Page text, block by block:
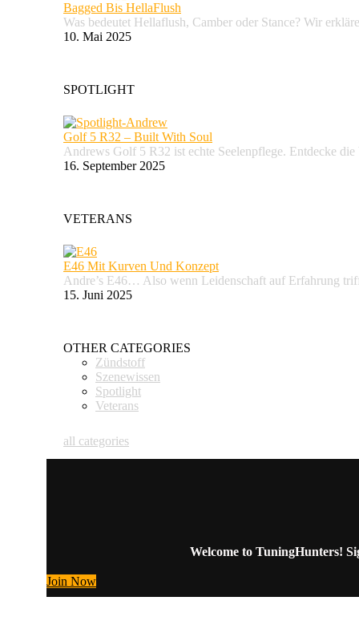
Bagged Bis HellaFlush
Was bedeutet Hellaflush, Camber oder Stance? Wir
10. Mai 2025
SPOTLIGHT
Golf 5 R32 – Built With Soul
Andrews Golf 5 R32 ist echte Seelenpflege. Entdecke
16. September 2025
VETERANS
E46 Mit Kurven Und Konzept
Andre’s E46… Also wenn Leidenschaft auf Erfahrung
15. Juni 2025
OTHER CATEGORIES
Zündstoff
Szenewissen
Spotlight
Veterans
all categories
Welcome to TuningHunters!
Join Now